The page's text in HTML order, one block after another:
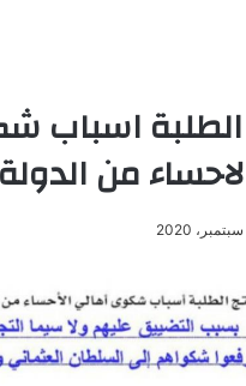
الطلبة اسباب
من